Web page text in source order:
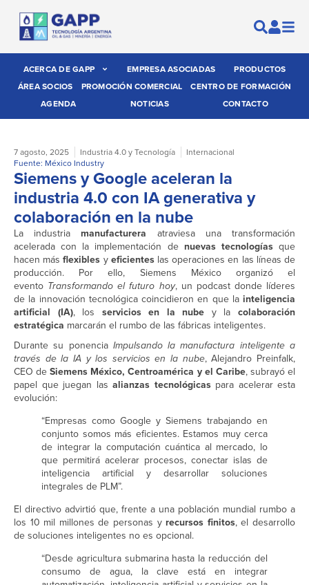
ACERCA DE GAPP EMPRESA ASOCIADAS
PRODUCTOS
ÁREA SOCIOS
PROMOCIÓN COMERCIAL
CENTRO DE FORMACIÓN
AGENDA
NOTICIAS CONTACTO
7 agosto, 2025 Industria 4.0 y Tecnología
Internacional
Fuente: México Industry
Siemens y Google aceleran la
industria 4.0 con IA generativa y
colaboración en la nube
La industria manufacturera atraviesa una transformación
acelerada con la implementación de nuevas tecnologíasque
hacen másflexibles y eficienteslas operaciones en las líneas de
producción. Por ello, Siemens México organizó el
evento Transformando el futuro hoy, un podcast donde líderes
de la innovación tecnológica coincidieron en que la inteligencia
artificial (IA), los servicios en la nube y lacolaboración
estratégica marcarán el rumbo de las fábricas inteligentes.
Durante su ponencia Impulsando la manufactura inteligente a
través de la IA y los servicios en la nube, Alejandro Preinfalk,
CEO deSiemens México, Centroamérica y el Caribe, subrayó el
papel que juegan las alianzas tecnológicaspara acelerar esta
evolución:
“Empresas como Google y Siemens trabajando en
conjunto somos más eficientes. Estamos muy cerca
de integrar la computación cuántica al mercado, lo
que permitirá acelerar procesos, conectar islas de
inteligencia artificial y desarrollar soluciones
integrales de PLM”.
El directivo advirtió que, frente a una población mundial rumbo a
los 10 mil millones de personas y recursos finitos, el desarrollo
de soluciones inteligentes no es opcional.
“Desde agricultura submarina hasta la reducción del
consumo de agua, la clave está en integrar